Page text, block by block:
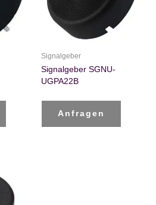
Signalgeber
Signalgeber SGNU-
UGPA22B
Anfragen